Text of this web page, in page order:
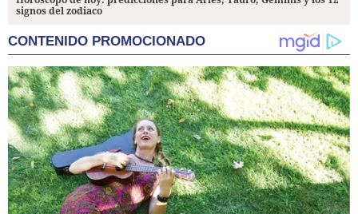
signos del zodiaco
CONTENIDO PROMOCIONADO